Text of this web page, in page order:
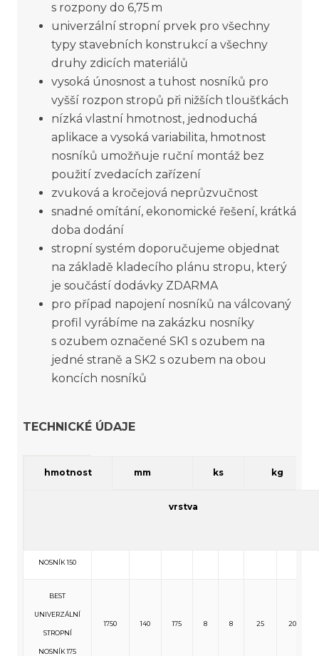
s rozpony do 6,75 m
univerzální stropní prvek pro všechny
typy stavebních konstrukcí a všechny
druhy zdicích materiálů
vysoká únosnost a tuhost nosníků pro
vyšší rozpon stropů při nižších tloušťkách
nízká vlastní hmotnost, jednoduchá
aplikace a vysoká variabilita, hmotnost
nosníků umožňuje ruční montáž bez
použití zvedacích zařízení
zvuková a kročejová neprůzvučnost
snadné omítání, ekonomické řešení, krátká
doba dodání
stropní systém doporučujeme objednat
na základě kladecího plánu stropu, který
je součástí dodávky ZDARMA
pro případ napojení nosníků na válcovaný
profil vyrábíme na zakázku nosníky
s ozubem označené SK1 s ozubem na
jedné straně a SK2 s ozubem na obou
koncích nosníků
TECHNICKÉ ÚDAJE
název
skladebné
množství
hmotnost mm ks kg
délka
šířka
výška
vrstva
max. vrstev
ks
vrstva
NOSNÍK 150
BEST
UNIVERZÁLNÍ
STROPNÍ
NOSNÍK 175
1750 140 175 8 8 25 200